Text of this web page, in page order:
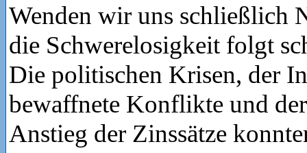
Wenden wir uns schließlich
die Schwerelosigkeit folgt
Die politischen Krisen, der
bewaffnete Konflikte und
Anstieg der Zinssätze